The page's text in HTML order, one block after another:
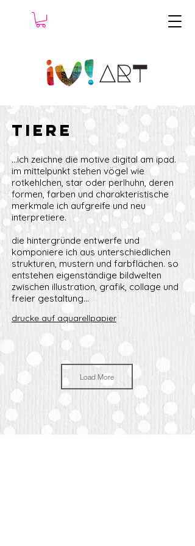
Tiere
...ich zeichne die motive digital am ipad.
im mittelpunkt stehen vögel wie
rotkehlchen, star oder perlhuhn, deren
formen, farben und charakteristische
merkmale ich aufgreife und neu
interpretiere.
die hintergründe entwerfe und
komponiere ich aus unterschiedlichen
strukturen, mustern und farbflächen. so
entstehen eigenständige bildwelten
zwischen illustration, grafik, collage und
freier gestaltung...
drucke auf aquarellpapier
Load More